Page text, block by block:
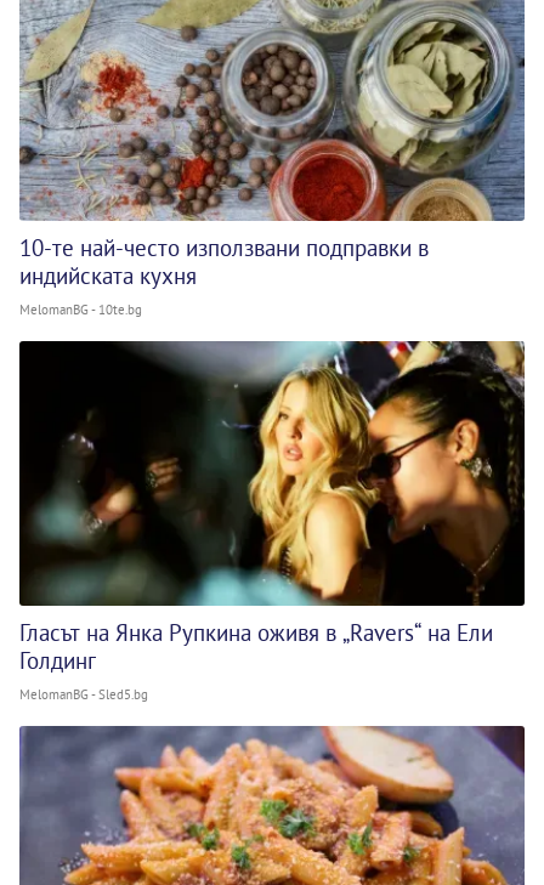
10-те най-често използвани подправки в
индийската кухня
MelomanBG - 10te.bg
Гласът на Янка Рупкина оживя в „Ravers“ на Ели
Голдинг
MelomanBG - Sled5.bg